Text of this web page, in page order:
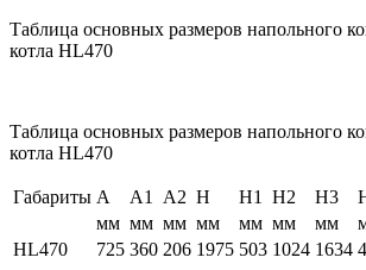
Таблица основных размеров напольного
котла HL470
Таблица основных размеров напольного
котла HL470
Габариты A A1 A2 H H1 H2 H3
мм мм мм мм мм мм мм
HL470
725 360 206 1975 503 1024 1634